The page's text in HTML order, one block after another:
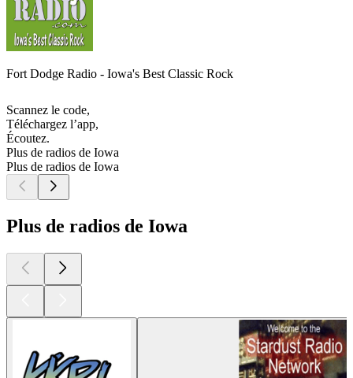
Fort Dodge Radio - Iowa's Best Classic Rock
Scannez le code,
Téléchargez l’app,
Écoutez.
Plus de radios de Iowa
Plus de radios de Iowa
Plus de radios de Iowa